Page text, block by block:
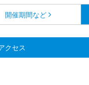
開催期間など
クセス